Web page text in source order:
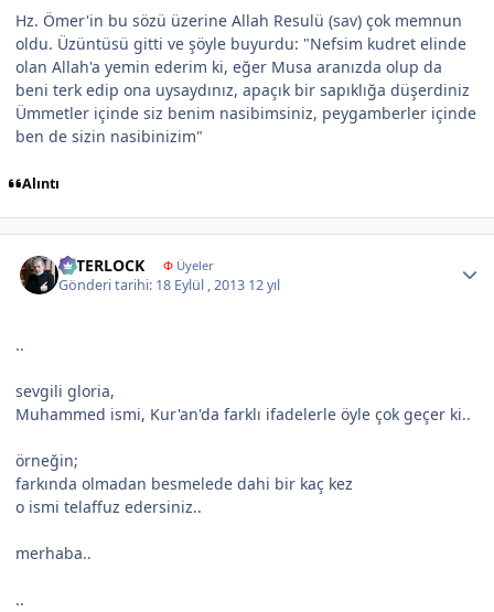
Hz. Ömer'in bu sözü üzerine Allah Resulü (sav) çok memnun
oldu. Üzüntüsü gitti ve şöyle buyurdu: "Nefsim kudret elinde
olan Allah'a yemin ederim ki, eğer Musa aranızda olup da
beni terk edip ona uysaydınız, apaçık bir sapıklığa düşerdiniz
Ümmetler içinde siz benim nasibimsiniz, peygamberler içinde
ben de sizin nasibinizim"
Alıntı
İNTERLOCK ΦÜyeler
Gönderi tarihi: 18 Eylül , 2013 12 yıl
..
sevgili gloria,
Muhammed ismi, Kur'an'da farklı ifadelerle öyle çok geçer ki..
örneğin;
farkında olmadan besmelede dahi bir kaç kez
o ismi telaffuz edersiniz..
merhaba..
..